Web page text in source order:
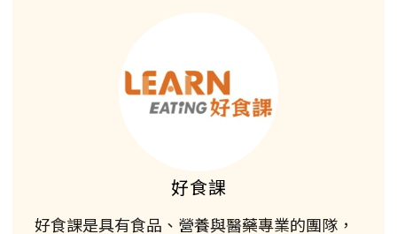
好食課
好食課是具有食品、營養與醫藥專業的團隊，